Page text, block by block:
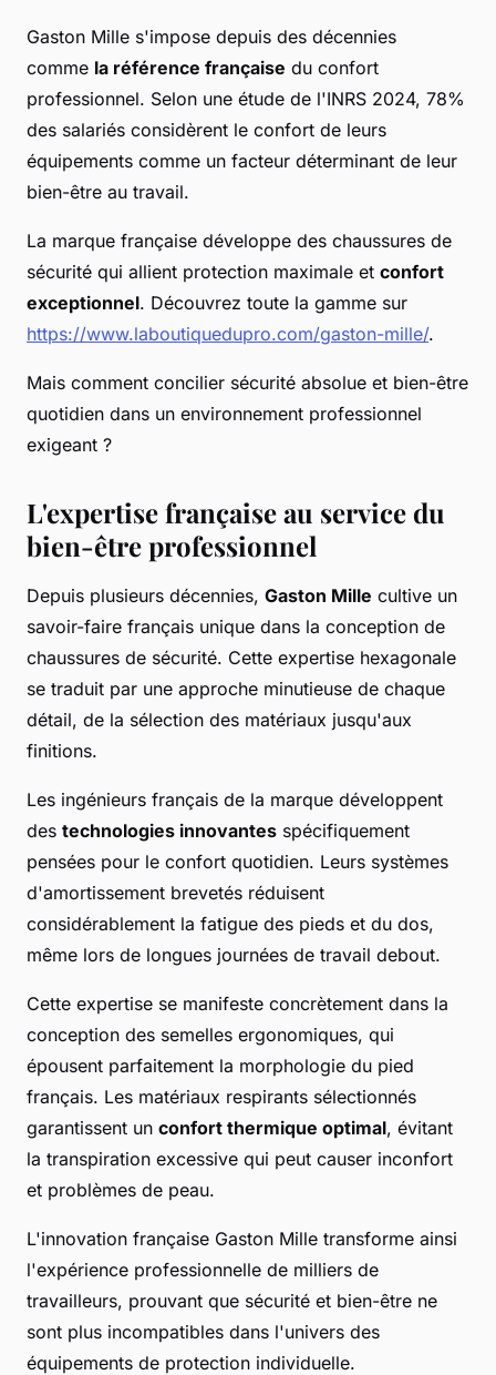
Gaston Mille s'impose depuis des décennies
comme la référence française du confort
professionnel. Selon une étude de l'INRS 2024, 78%
des salariés considèrent le confort de leurs
équipements comme un facteur déterminant de leur
bien-être au travail.
La marque française développe des chaussures de
sécurité qui allient protection maximale et confort
exceptionnel. Découvrez toute la gamme sur
https://www.laboutiquedupro.com/gaston-mille/.
Mais comment concilier sécurité absolue et bien-être
quotidien dans un environnement professionnel
exigeant ?
L'expertise française au service du
bien-être professionnel
Depuis plusieurs décennies, Gaston Mille cultive un
savoir-faire français unique dans la conception de
chaussures de sécurité. Cette expertise hexagonale
se traduit par une approche minutieuse de chaque
détail, de la sélection des matériaux jusqu'aux
finitions.
Les ingénieurs français de la marque développent
des technologies innovantes spécifiquement
pensées pour le confort quotidien. Leurs systèmes
d'amortissement brevetés réduisent
considérablement la fatigue des pieds et du dos,
même lors de longues journées de travail debout.
Cette expertise se manifeste concrètement dans la
conception des semelles ergonomiques, qui
épousent parfaitement la morphologie du pied
français. Les matériaux respirants sélectionnés
garantissent un confort thermique optimal, évitant
la transpiration excessive qui peut causer inconfort
et problèmes de peau.
L'innovation française Gaston Mille transforme ainsi
l'expérience professionnelle de milliers de
travailleurs, prouvant que sécurité et bien-être ne
sont plus incompatibles dans l'univers des
équipements de protection individuelle.